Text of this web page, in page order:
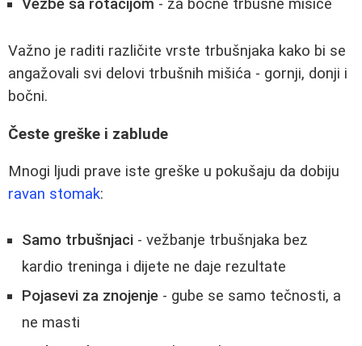
Vezbe sa rotacijom - za bočne trbušne mišiće
Važno je raditi različite vrste trbušnjaka kako bi se
angažovali svi delovi trbušnih mišića - gornji, donji i
bočni.
Česte greške i zablude
Mnogi ljudi prave iste greške u pokušaju da dobiju
ravan stomak:
Samo trbušnjaci - vežbanje trbušnjaka bez
kardio treninga i dijete ne daje rezultate
Pojasevi za znojenje - gube se samo tečnosti, a
ne masti